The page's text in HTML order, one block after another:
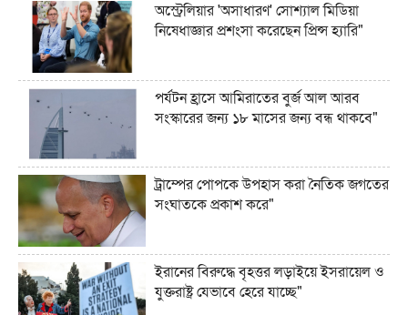
অস্ট্রেলিয়ার 'অসাধারণ' সোশ্যাল মিডিয়া
নিষেধাজ্ঞার প্রশংসা করেছেন প্রিন্স হ্যারি"
পর্যটন হ্রাসে আমিরাতের বুর্জ আল আরব
সংস্কারের জন্য ১৮ মাসের জন্য বন্ধ থাকবে"
ট্রাম্পের পোপকে উপহাস করা নৈতিক জগতের
সংঘাতকে প্রকাশ করে"
ইরানের বিরুদ্ধে বৃহত্তর লড়াইয়ে ইসরায়েল ও
যুক্তরাষ্ট্র যেভাবে হেরে যাচ্ছে"